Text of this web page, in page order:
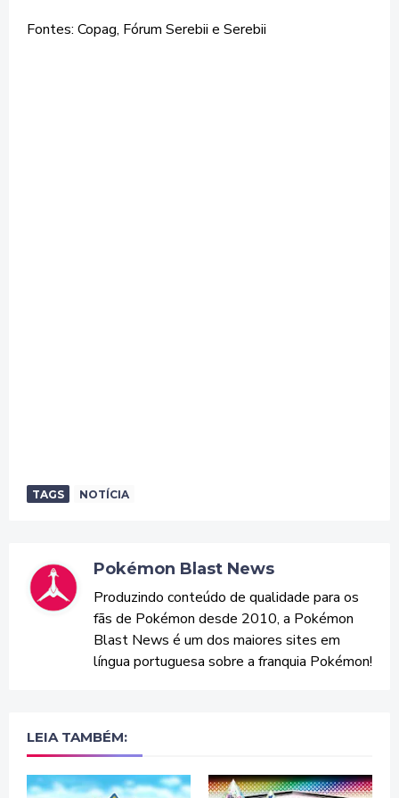
Fontes: Copag, Fórum Serebii e Serebii
TAGS NOTÍCIA
Pokémon Blast News
Produzindo conteúdo de qualidade para os
fãs de Pokémon desde 2010, a Pokémon
Blast News é um dos maiores sites em
língua portuguesa sobre a franquia Pokémon!
LEIA TAMBÉM: